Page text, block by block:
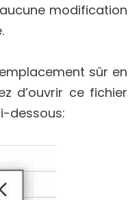
modification
sûr en
d’ouvrir ce fichier
dessous: